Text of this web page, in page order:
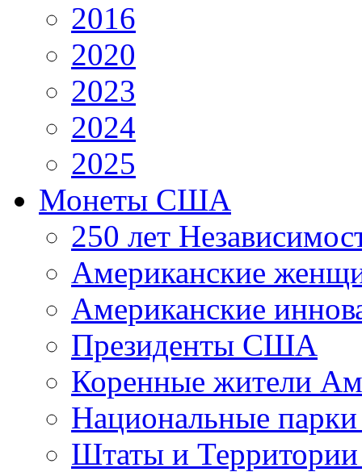
2016
2020
2023
2024
2025
Монеты США
250 лет
Американские
Американские
Президенты США
Коренные жители
Национальные
Штаты и